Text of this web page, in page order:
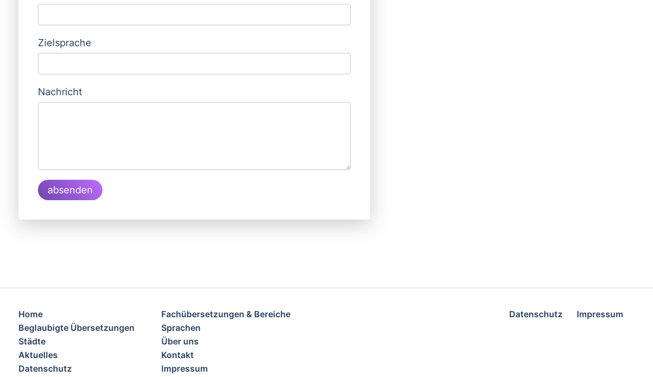
Zielsprache
Nachricht
absenden
Home
Fachübersetzungen & Bereiche
Beglaubigte Übersetzungen
Sprachen
Städte
Über uns
Aktuelles
Kontakt
Datenschutz
Impressum
Datenschutz Impressum